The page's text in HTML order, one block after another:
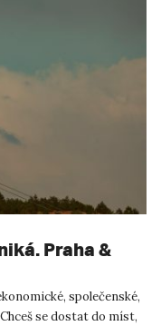
Praha &
společenské,
se dostat do míst,